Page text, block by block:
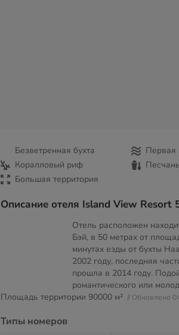
Безветренная бухта
Первая
Коралловый риф
Большая территория
Описание отеля Island View Resort
Отель расположен
Бэй, в 50 метрах от
минутах езды от бухты
2002 году, последняя
прошла в 2014 году.
романтического или
Площадь территории 90000 м² // Обновлено
Типы номеров